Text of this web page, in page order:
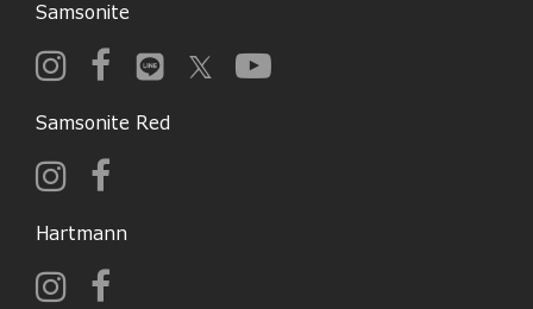
Samsonite
Samsonite Red
Hartmann